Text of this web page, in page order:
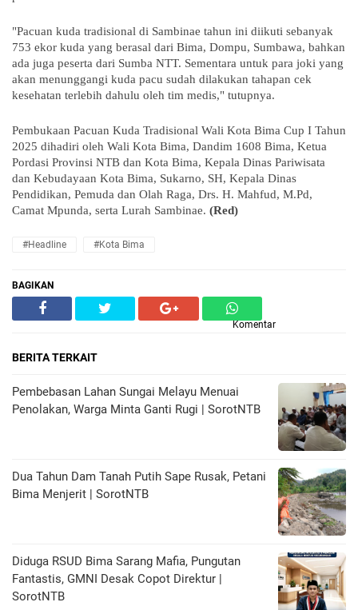
"Pacuan kuda tradisional di Sambinae tahun ini diikuti sebanyak
753 ekor kuda yang berasal dari Bima, Dompu, Sumbawa, bahkan
ada juga peserta dari Sumba NTT. Sementara untuk para joki yang
akan menunggangi kuda pacu sudah dilakukan tahapan cek
kesehatan terlebih dahulu oleh tim medis," tutupnya.
Pembukaan Pacuan Kuda Tradisional Wali Kota Bima Cup I Tahun
2025 dihadiri oleh Wali Kota Bima, Dandim 1608 Bima, Ketua
Pordasi Provinsi NTB dan Kota Bima, Kepala Dinas Pariwisata
dan Kebudayaan Kota Bima, Sukarno, SH, Kepala Dinas
Pendidikan, Pemuda dan Olah Raga, Drs. H. Mahfud, M.Pd,
Camat Mpunda, serta Lurah Sambinae. (Red)
#Headline #Kota Bima
BAGIKAN
Komentar
BERITA TERKAIT
Pembebasan Lahan Sungai Melayu Menuai
Penolakan, Warga Minta Ganti Rugi | SorotNTB
Dua Tahun Dam Tanah Putih Sape Rusak, Petani
Bima Menjerit | SorotNTB
Diduga RSUD Bima Sarang Mafia, Pungutan
Fantastis, GMNI Desak Copot Direktur |
SorotNTB